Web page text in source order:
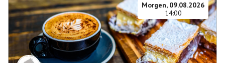
Morgen, 09.08.2026
14:00